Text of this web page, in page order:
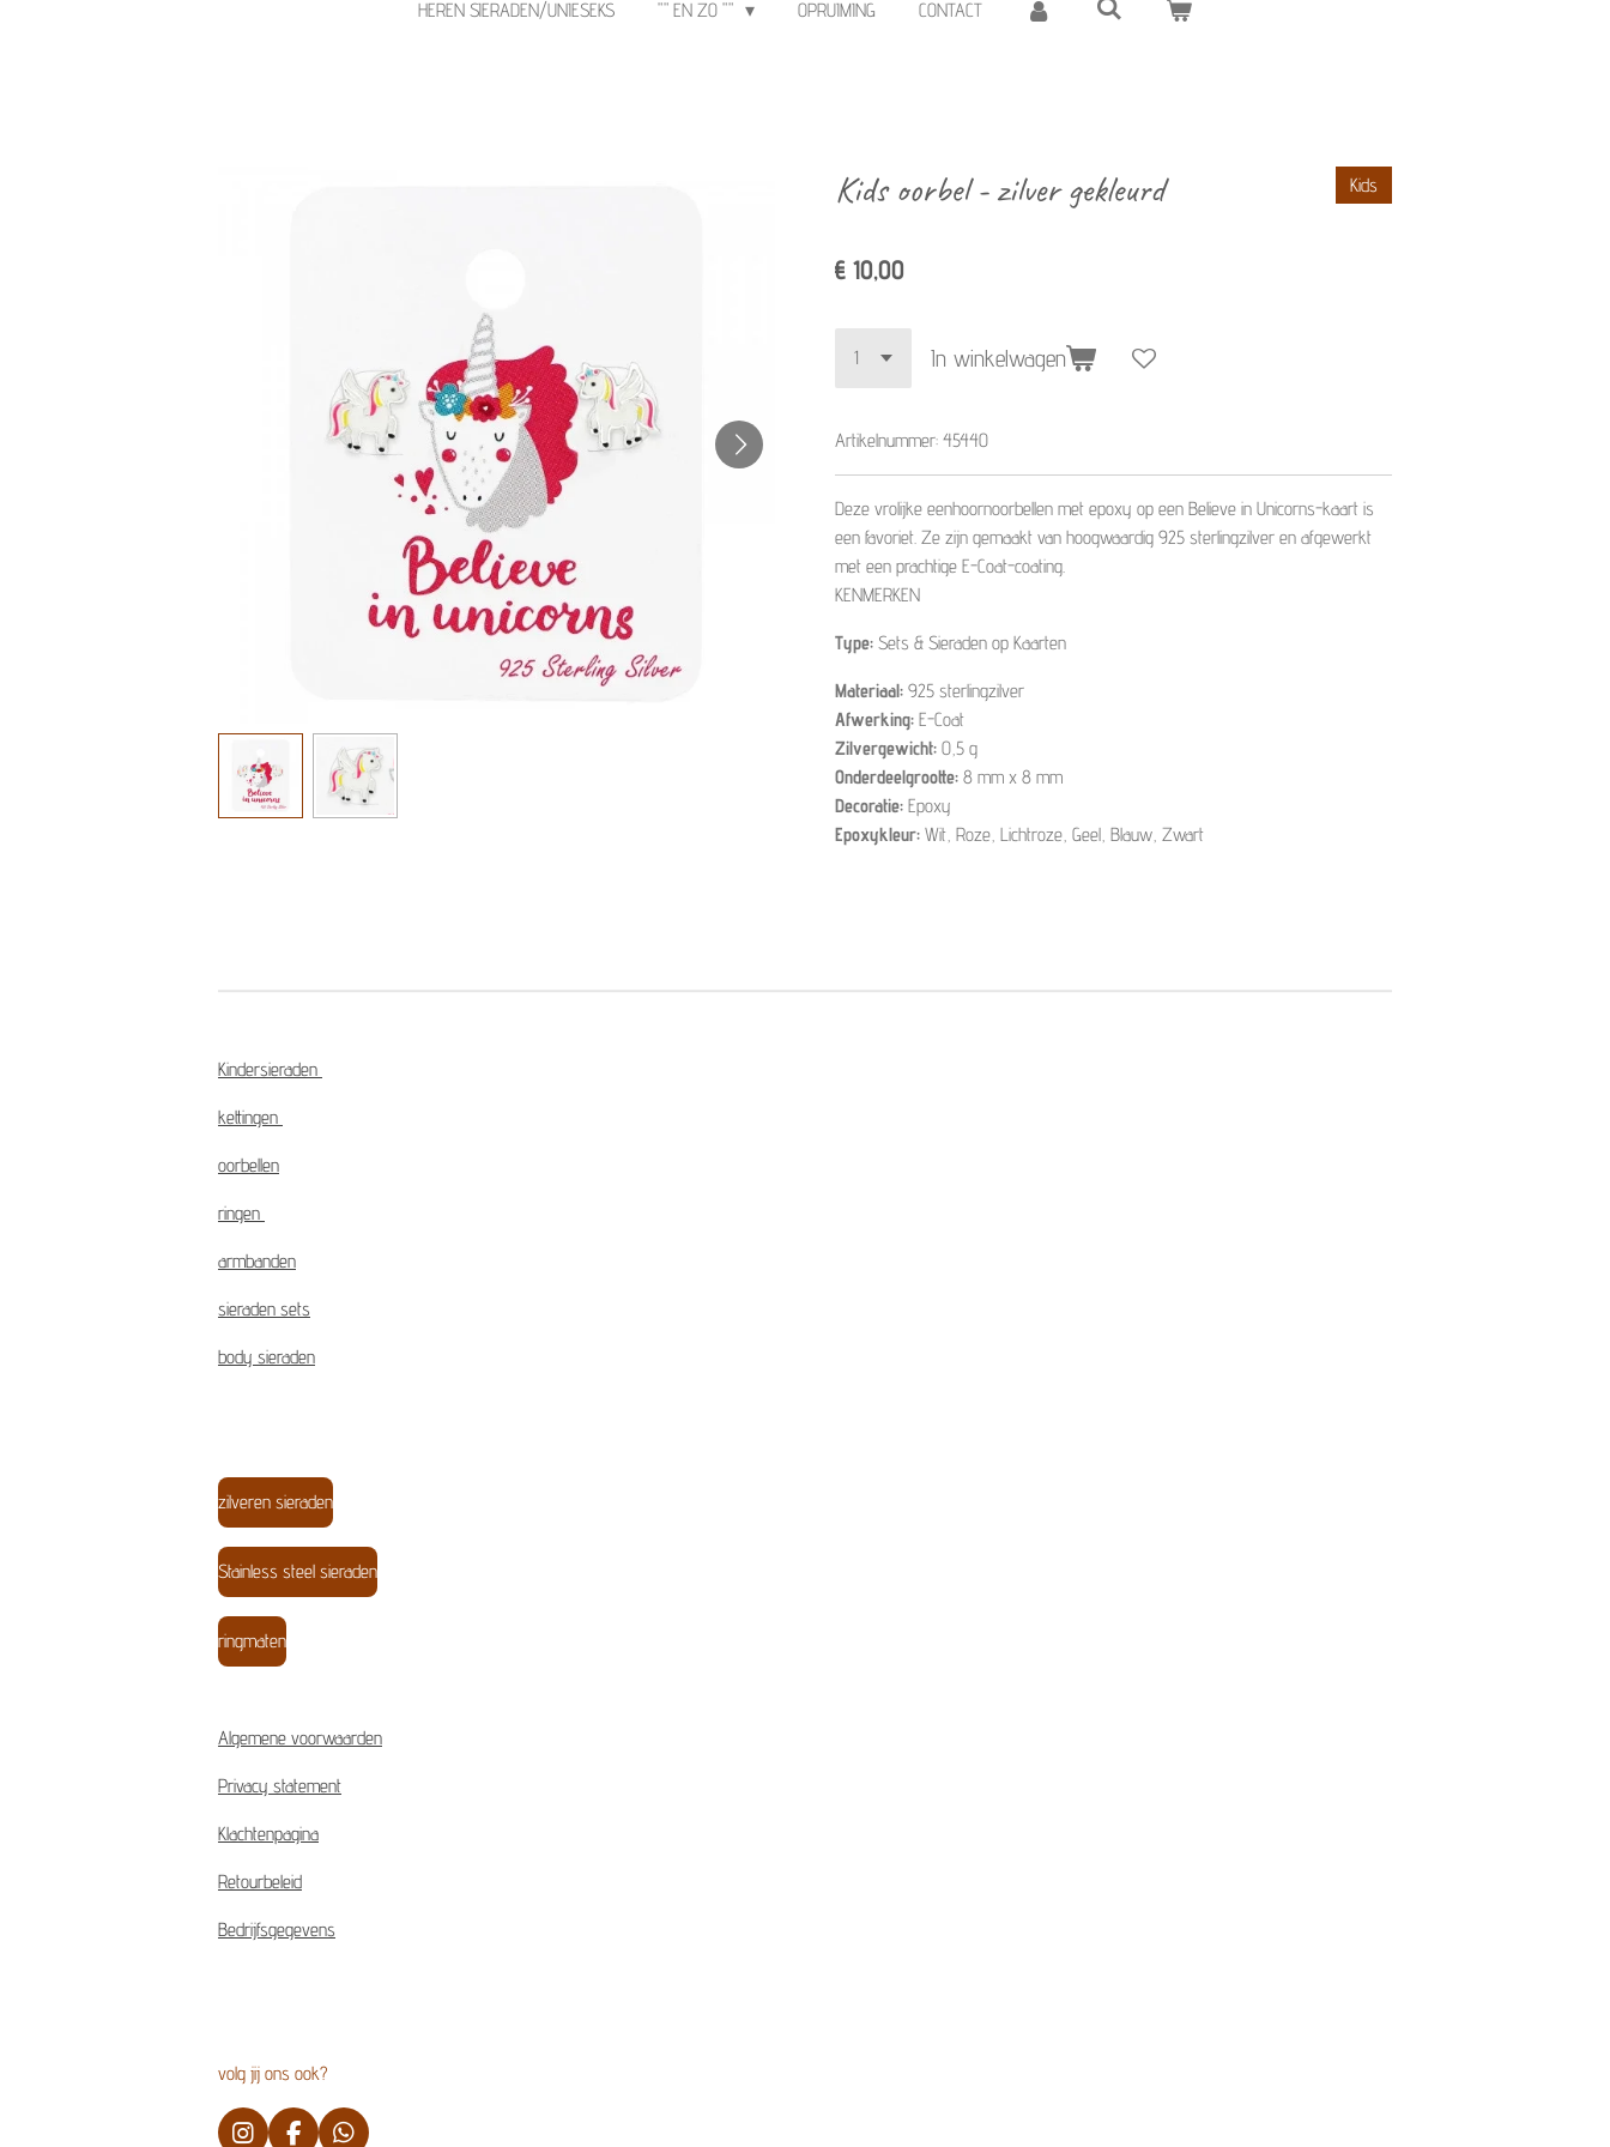
HEREN SIERADEN/UNIESEKS "" EN ZO "" OPRUIMING CONTACT
Kids oorbel - zilver gekleurd Kids
€ 10,00
In winkelwagen
Artikelnummer: 45440
Deze vrolijke eenhoornoorbellen met epoxy op een Believe in Unicorns-kaart is
een favoriet. Ze zijn gemaakt van hoogwaardig 925 sterlingzilver en afgewerkt
met een prachtige E-Coat-coating.
KENMERKEN
Type: Sets & Sieraden op Kaarten
Materiaal: 925 sterlingzilver
Afwerking: E-Coat
Zilvergewicht: 0,5 g
Onderdeelgrootte: 8 mm x 8 mm
Decoratie: Epoxy
Epoxykleur: Wit, Roze, Lichtroze, Geel, Blauw, Zwart
Kindersieraden
kettingen
oorbellen
ringen
armbanden
sieraden sets
body sieraden
zilveren sieraden
Stainless steel sieraden
ringmaten
Algemene voorwaarden
Privacy statement
Klachtenpagina
Retourbeleid
Bedrijfsgegevens
volg jij ons ook?
I
F
W